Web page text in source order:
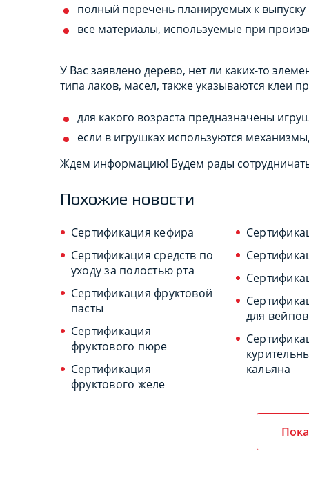
полный перечень планируемых к выпуску
все материалы, используемые при
У Вас заявлено дерево, нет ли каких-то
типа лаков, масел, также указываются клеи
для какого возраста предназначены
если в игрушках используются
Ждем информацию! Будем рады
Похожие новости
Сертификация кефира
Сертификация средств по
уходу за полостью рта
Сертификация фруктовой
пасты
Сертификация
фруктового пюре
Сертификация
фруктового желе
для вейпов
кальяна